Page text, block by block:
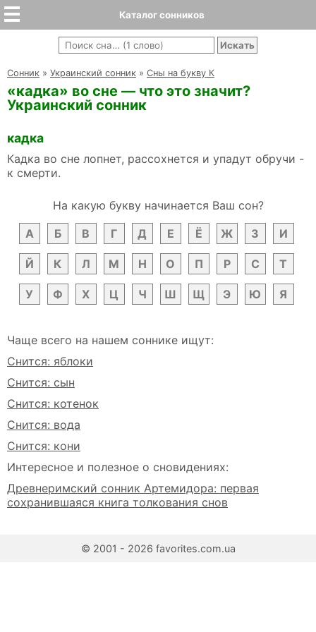
Каталог сонников
Cонник » Украинский сонник » Сны на букву К
«кадка» во сне — что это значит?
Украинский сонник
кадка
Кадка во сне лопнет, рассохнется и упадут обручи -
к смерти.
На какую букву начинается Ваш сон?
А
Б В Г Д Е Ё Ж З И
Й К Л М Н О П Р С Т
У Ф Х Ц Ч Ш Щ Э Ю Я
Чаще всего на нашем соннике ищут:
Снится: яблоки
Снится: сын
Снится: котенок
Снится: вода
Снится: кони
Интересное и полезное о сновидениях:
Древнеримский сонник Артемидора: первая
сохранившаяся книга толкования снов
© 2001 - 2026 favorites.com.ua